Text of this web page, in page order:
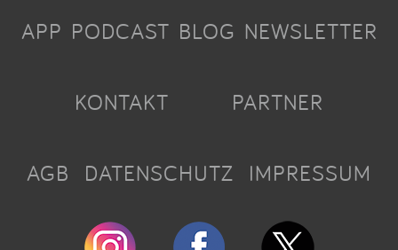
APP PODCAST BLOG NEWSLETTER
KONTAKT PARTNER
AGB DATENSCHUTZ IMPRESSUM